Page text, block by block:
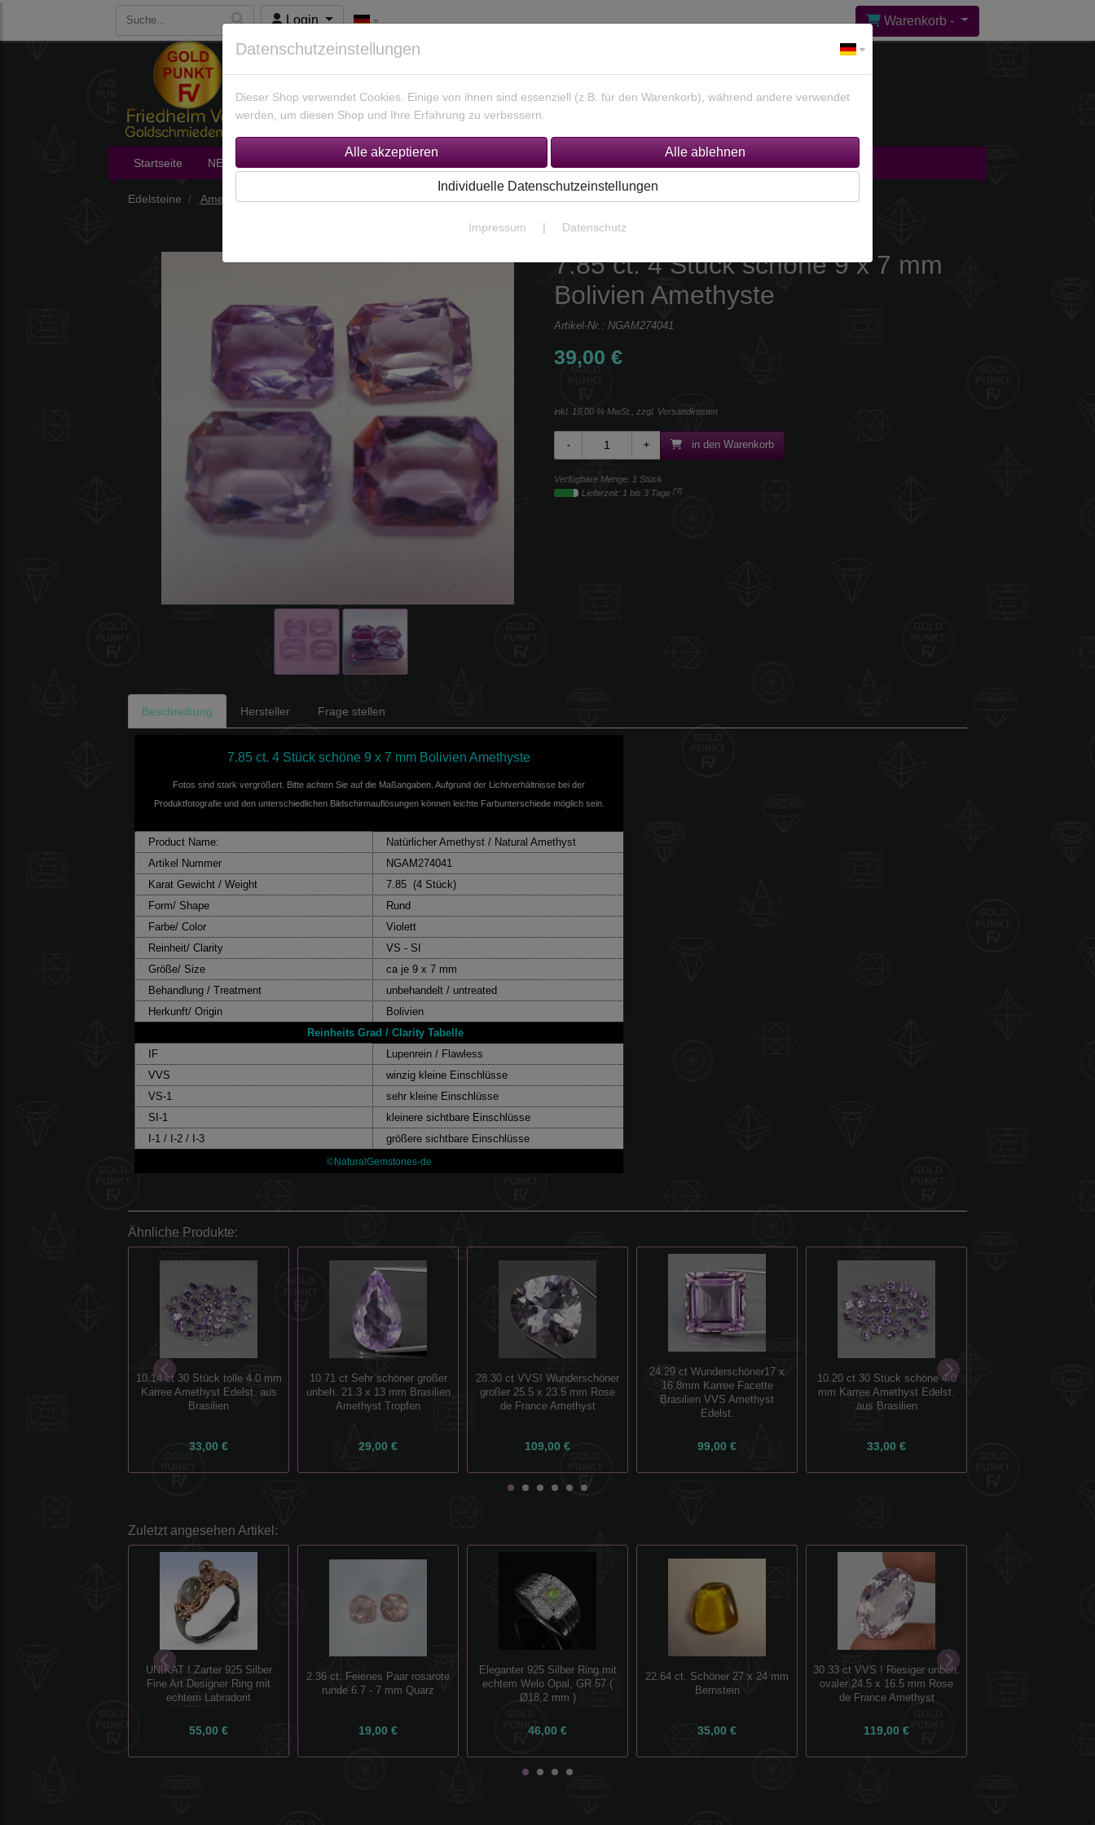
Login Warenkorb -
Startseite NEU im Shop 925 Silber Schmuck Unikate Gold / Silber
Edelsteine Amethyste
7.85 ct. 4 Stück schöne 9 x 7 mm
Bolivien Amethyste
Artikel-Nr.: NGAM274041
39,00 €
inkl. 19,00 % MwSt., zzgl. Versandkosten
in den Warenkorb
Verfügbare Menge: 1 Stück
Lieferzeit: 1 bis 3 Tage [*2]
Beschreibung Hersteller Frage stellen
7.85 ct. 4 Stück schöne 9 x 7 mm Bolivien Amethyste
Fotos sind stark vergrößert. Bitte achten Sie auf die Maßangaben. Aufgrund der Lichtverhältnisse bei der
Produktfotografie und den unterschiedlichen Bildschirmauflösungen können leichte Farbunterschiede möglich sein.
Product Name:
Natürlicher Amethyst / Natural Amethyst
Artikel Nummer
NGAM274041
Karat Gewicht / Weight
7.85 (4 Stück)
Form/ Shape
Rund
Farbe/ Color
Violett
Reinheit/ Clarity
VS - SI
Größe/ Size
ca je 9 x 7 mm
Behandlung / Treatment
unbehandelt / untreated
Herkunft/ Origin
Bolivien
Reinheits Grad / Clarity Tabelle
IF
Lupenrein / Flawless
VVS
winzig kleine Einschlüsse
VS-1
sehr kleine Einschlüsse
SI-1
kleinere sichtbare Einschlüsse
I-1 / I-2 / I-3
größere sichtbare Einschlüsse
©NaturalGemstones-de
Ähnliche Produkte:
10.14 ct 30 Stück tolle 4.0 mm
Karree Amethyst Edelst. aus
Brasilien
33,00 €
10.71 ct Sehr schöner großer
unbeh. 21.3 x 13 mm Brasilien
Amethyst Tropfen
29,00 €
28.30 ct VVS! Wunderschöner
großer 25.5 x 23.5 mm Rose
de France Amethyst
109,00 €
24.29 ct Wunderschöner17 x
16.8mm Karree Facette
Brasilien VVS Amethyst
Edelst.
99,00 €
10.20 ct 30 Stück schöne 4.0
mm Karree Amethyst Edelst.
aus Brasilien
33,00 €
Zuletzt angesehen Artikel:
UNIKAT ! Zarter 925 Silber
Fine Art Designer Ring mit
echtem Labradorit
55,00 €
2.36 ct. Feienes Paar rosarote
runde 6.7 - 7 mm Quarz
19,00 €
Eleganter 925 Silber Ring mit
echtem Welo Opal, GR 57 (
Ø18,2 mm )
46,00 €
22.64 ct. Schöner 27 x 24 mm
Bernstein
35,00 €
30.33 ct VVS ! Riesiger unbeh.
ovaler 24.5 x 16.5 mm Rose
de France Amethyst
119,00 €
Datenschutzeinstellungen
Dieser Shop verwendet Cookies. Einige von ihnen sind essenziell (z.B. für den Warenkorb), während andere verwendet
werden, um diesen Shop und Ihre Erfahrung zu verbessern.
Individuelle Datenschutzeinstellungen
Impressum | Datenschutz